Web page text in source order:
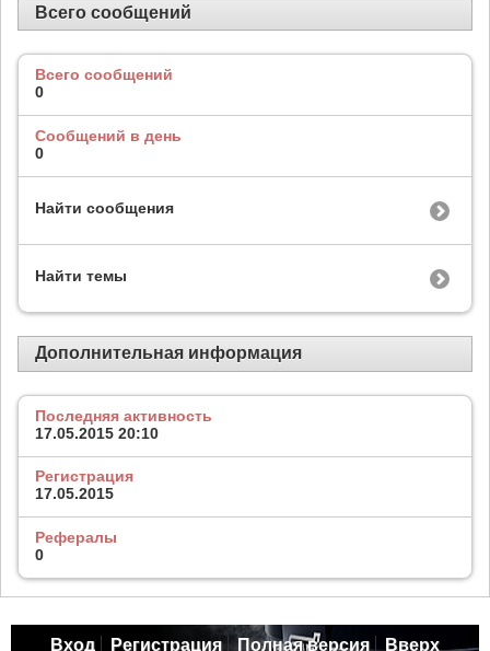
Всего сообщений
Всего сообщений
0
Сообщений в день
0
Найти сообщения
Найти темы
Дополнительная информация
Последняя активность
17.05.2015 20:10
Регистрация
17.05.2015
Рефералы
0
Вход Регистрация Полная версия Вверх